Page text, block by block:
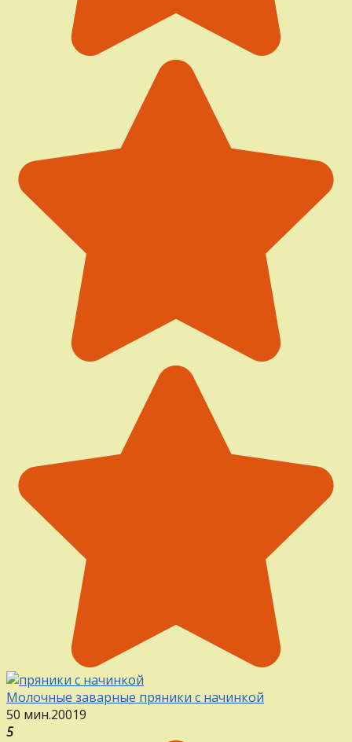
Молочные заварные пряники с начинкой
50 мин.20019
5